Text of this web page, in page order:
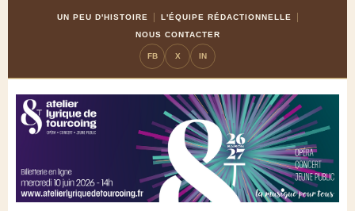
UN PEU D'HISTOIRE
L'ÉQUIPE RÉDACTIONNELLE
NOUS CONTACTER
FB X IN